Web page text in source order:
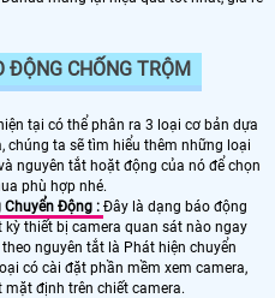
ĐỘNG CHỐNG TRỘM
tại có thể phân ra 3 loại cơ bản dựa
chúng ta sẽ tìm hiểu thêm những loại
nguyên tắt hoặt động của nó để chọn
phù hợp nhé.
Chuyển Động : Đây là dạng báo động
thiết bị camera quan sát nào ngay
nguyên tắt là Phát hiện chuyển
có cài đặt phần mềm xem camera,
định trên chiết camera.